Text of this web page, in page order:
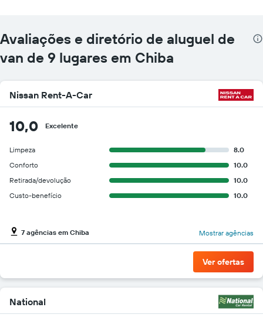
O
gráfico
tem
Y
exibindo
o
preço
barato
do
aluguel
de
carro
empresas
fornecidas
Avaliações e diretório de aluguel de
van de 9 lugares em Chiba
Nissan Rent-A-Car
10,0 Excelente
Limpeza
8.0
Conforto
10.0
Retirada/devolução
10.0
Custo-benefício
10.0
7 agências em Chiba Mostrar agências
Ver ofertas
National